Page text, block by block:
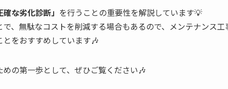
確な劣化診断」 を行うことの重要性を解説しています💡
で、無駄なコストを削減する場合もあるので、メンテナンス
をおすすめしています🎶
の第一歩として、ぜひご覧ください🎶